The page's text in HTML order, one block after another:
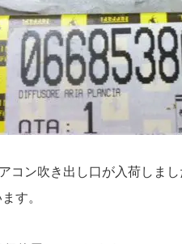
コン吹き出し口が入荷しまし
す。